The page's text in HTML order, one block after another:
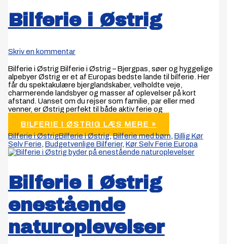
Bilferie i Østrig
Skriv en kommentar
Bilferie i Østrig Bilferie i Østrig – Bjergpas, søer og hyggelige
alpebyer Østrig er et af Europas bedste lande til bilferie. Her
får du spektakulære bjerglandskaber, velholdte veje,
charmerende landsbyer og masser af oplevelser på kort
afstand. Uanset om du rejser som familie, par eller med
venner, er Østrig perfekt til både aktiv ferie og
BILFERIE I ØSTRIG LÆS MERE »
Bilferie i ØstrigBilferie i Østrig,Bilferie med børn, Billig Kør
Selv Ferie, Budgetvenlige Bilferier, Kør Selv Ferie Europa
Bilferie i Østrig
enestående
naturoplevelser